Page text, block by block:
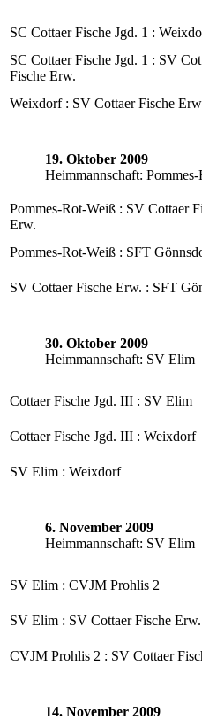
SC Cottaer Fische Jgd. 1 :
SC Cottaer Fische Jgd. 1 : SV
Fische Erw.
Weixdorf : SV Cottaer Fische
19. Oktober 2009
Heimmannschaft:
Pommes-Rot-Weiß : SV Cottaer
Erw.
Pommes-Rot-Weiß : SFT
SV Cottaer Fische Erw. : SFT
30. Oktober 2009
Heimmannschaft: SV Elim
Cottaer Fische Jgd. III : SV Elim
Cottaer Fische Jgd. III : Weixdorf
SV Elim : Weixdorf
6. November 2009
Heimmannschaft: SV Elim
SV Elim : CVJM Prohlis 2
SV Elim : SV Cottaer Fische Erw.
CVJM Prohlis 2 : SV Cottaer
14. November 2009